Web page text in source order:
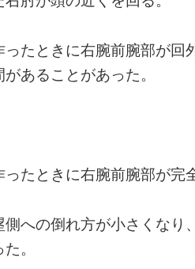
ったときに右腕前腕部が
あることがあった。
ったときに右腕前腕部が完
側への倒れ方が小さくなり
。